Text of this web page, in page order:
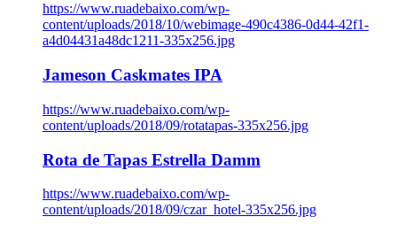
https://www.ruadebaixo.com/wp-
content/uploads/2018/10/webimage-490c4386-0d44-42f1-
a4d04431a48dc1211-335x256.jpg
Jameson Caskmates IPA
https://www.ruadebaixo.com/wp-
content/uploads/2018/09/rotatapas-335x256.jpg
Rota de Tapas Estrella Damm
https://www.ruadebaixo.com/wp-
content/uploads/2018/09/czar_hotel-335x256.jpg